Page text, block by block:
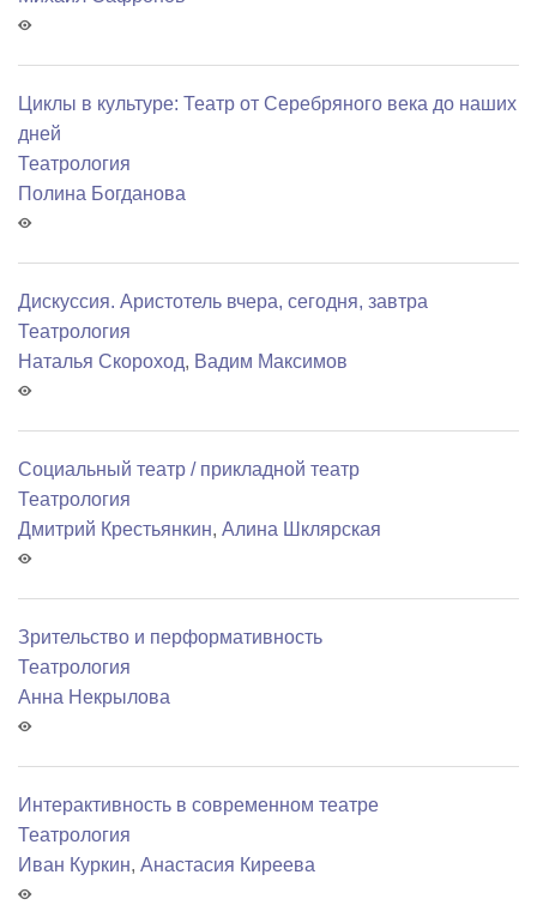
Циклы в культуре: Театр от Серебряного века до наших
дней
Театрология
Полина Богданова
Дискуссия. Аристотель вчера, сегодня, завтра
Театрология
Наталья Скороход, Вадим Максимов
Социальный театр / прикладной театр
Театрология
Дмитрий Крестьянкин, Алина Шклярская
Зрительство и перформативность
Театрология
Анна Некрылова
Интерактивность в современном театре
Театрология
Иван Куркин, Анастасия Киреева